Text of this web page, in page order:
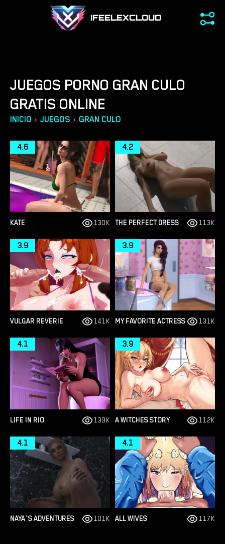
IFEELEXCLOUD
JUEGOS PORNO GRAN CULO
GRATIS ONLINE
INICIO › JUEGOS › GRAN CULO
KATE
4.6
130K THE PERFECT DRESS
4.2
113K
VULGAR REVERIE
3.9
141K MY FAVORITE ACTRESS
3.9
131K
LIFE IN RIO
4.1
139K A WITCHES STORY
3.9
112K
NAYA`S ADVENTURES
4.1
101K ALL WIVES
4.1
117K